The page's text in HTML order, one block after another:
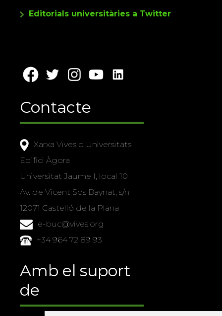
Editorials universitàries a Twitter
Contacte
Xarxa Vives d'Universitats
Edifici Àgora
Universitat Jaume I, local 10
Av. de Vicent Sos Baynat, s/n
12071 Castelló de la Plana
e-buc@vives.org
+34 964 72 89 93
Amb el suport
de